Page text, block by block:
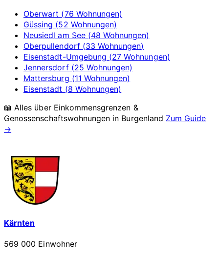
Oberwart (76 Wohnungen)
Güssing (52 Wohnungen)
Neusiedl am See (48 Wohnungen)
Oberpullendorf (33 Wohnungen)
Eisenstadt-Umgebung (27 Wohnungen)
Jennersdorf (25 Wohnungen)
Mattersburg (11 Wohnungen)
Eisenstadt (8 Wohnungen)
📖 Alles über Einkommensgrenzen &
Genossenschaftswohnungen in Burgenland Zum Guide
→
Kärnten
569 000 Einwohner